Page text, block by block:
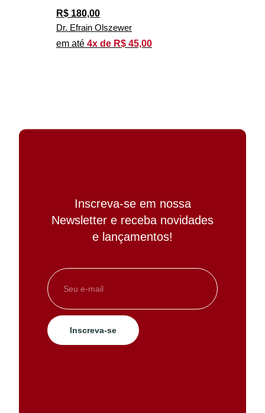
R$ 180,00
Dr. Efrain Olszewer
em até 4x de R$ 45,00
Inscreva-se em nossa
Newsletter e receba novidades
e lançamentos!
Inscreva-se